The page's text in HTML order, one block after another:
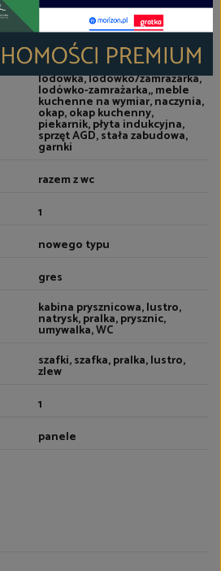
zmywarka, zlewozmywak z
baterią, zamrażarka, zabudowa
kuchenna, wyposażenie
drobne, sztućce, szafki
stojące, szafki wiszące, szafki
kuchenne, stół, krzesła,
lodówka, lodówko/zamrażarka,
lodówko-zamrażarka,, meble
kuchenne na wymiar, naczynia,
okap, okap kuchenny,
piekarnik, płyta indukcyjna,
sprzęt AGD, stała zabudowa,
garnki
razem z wc
1
nowego typu
gres
kabina prysznicowa, lustro,
natrysk, pralka, prysznic,
umywalka, WC
szafki, szafka, pralka, lustro,
zlew
1
panele